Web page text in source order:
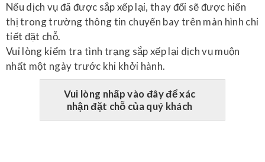
Nếu dịch vụ đã được sắp xếp lại, thay đổi sẽ được hiển
thị trong trường thông tin chuyến bay trên màn hình chi
tiết đặt chỗ.
Vui lòng kiểm tra tình trạng sắp xếp lại dịch vụ muộn
nhất một ngày trước khi khởi hành.
Vui lòng nhấp vào đây để xác
nhận đặt chỗ của quý khách